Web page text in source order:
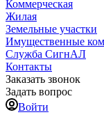
Коммерческая
Жилая
Земельные участки
Имущественные
Служба СигнАЛ
Контакты
Заказать звонок
Задать вопрос
Войти